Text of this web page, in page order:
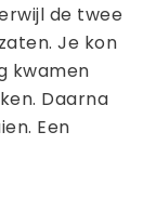
de twee
Je kon
kwamen
Daarna
Een